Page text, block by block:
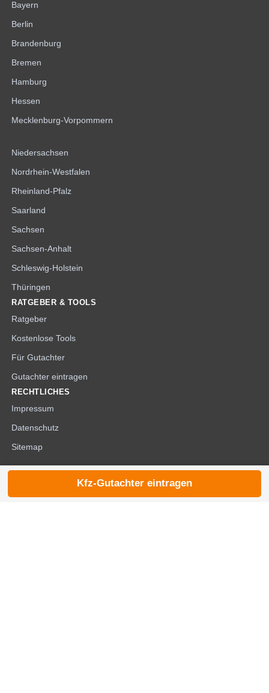
Bayern
Berlin
Brandenburg
Bremen
Hamburg
Hessen
Mecklenburg-Vorpommern
Niedersachsen
Nordrhein-Westfalen
Rheinland-Pfalz
Saarland
Sachsen
Sachsen-Anhalt
Schleswig-Holstein
Thüringen
RATGEBER & TOOLS
Ratgeber
Kostenlose Tools
Für Gutachter
Gutachter eintragen
RECHTLICHES
Impressum
Datenschutz
Sitemap
© 2026 die-kfzgutachter.de |
Kfz-Gutachter eintragen